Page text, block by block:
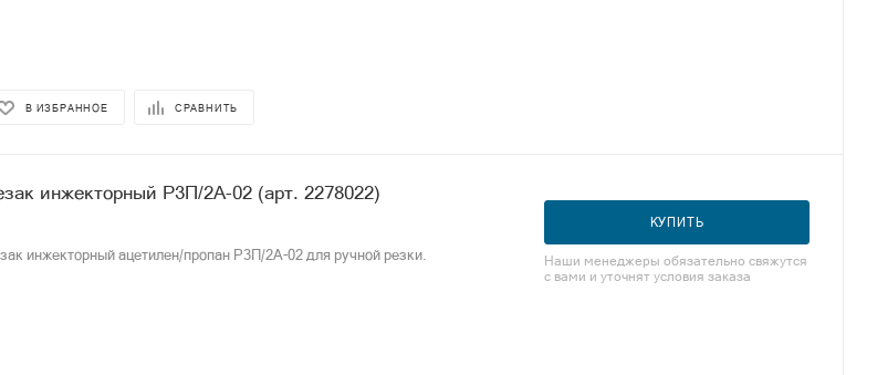
В ИЗБРАННОЕ СРАВНИТЬ
инжекторный P3П/2А-02 (арт. 2278022)
инжекторный ацетилен/пропан P3П/2А-02 для ручной резки.
КУПИТЬ
Наши менеджеры обязательно свяжутся
с вами и уточнят условия заказа